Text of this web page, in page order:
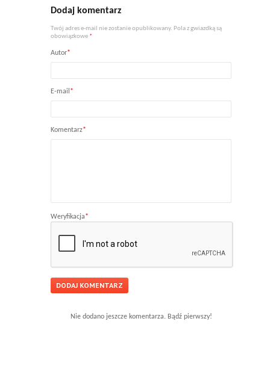
Dodaj komentarz
Twój adres e-mail nie zostanie opublikowany. Pola z gwiazdką są
obowiązkowe *
Autor*
E-mail *
Komentarz*
Weryfikacja*
Nie dodano jeszcze komentarza. Bądź pierwszy!